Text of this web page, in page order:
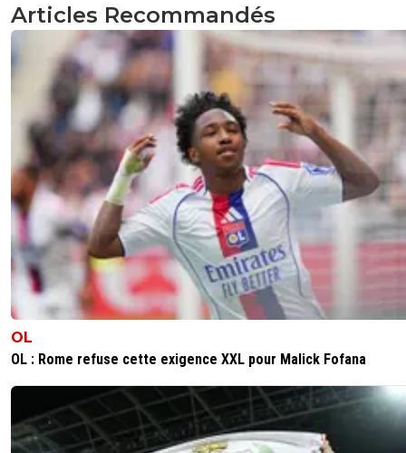
mais que les deux parties sortent gagnantes.
toujours ete dans une d'optique de rebond de sa
l'OM donc rien de surprenant et l'OM a lui toujours vu
l'opportunité comme sportive mais aussi financière a la
revente. Il faudra voir maintenant le prix de vente. Les
sont no limit donc il pourrait être vendu 80m€ avec
pour l'OM in fine ce qui serait un bon deal
0+ Répondre
Thibault13 29 octobre 2025 à 15:27 345
L'OM en de qualifiant pour la C1, a récupéré 10%
supplémentaires sur la valeur du joueur.
On a donc 60%.
Et j'ai lu une fois que chaque qualification en C1
donnait 10% de plus. Je ne peux pas le garantir
cependant, j'ai lu ce truc qu'une seule fois.
Mais pour son départ, RDZ lui dit souvent " que
n'est pas forcément plus verte ailleurs" , ce qui est
Pour upgrader, il doit partir dans un club qui vise la
victoire finale en C1. Ce qui limite le nb de clubs.
de là, c'est pas forcément évident qu'il parte à
cet été..
Articles Recommandés
OL
OL : Rome refuse cette exigence XXL pour Malick Fofana